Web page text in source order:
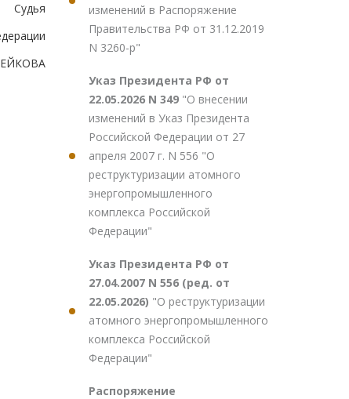
Судья
изменений в Распоряжение
Правительства РФ от 31.12.2019
N 3260-р"
Указ Президента РФ от
22.05.2026 N 349 "О внесении
изменений в Указ Президента
Российской Федерации от 27
апреля 2007 г. N 556 "О
реструктуризации атомного
энергопромышленного
комплекса Российской
Федерации"
Указ Президента РФ от
27.04.2007 N 556 (ред. от
22.05.2026) "О реструктуризации
атомного энергопромышленного
комплекса Российской
Федерации"
Распоряжение